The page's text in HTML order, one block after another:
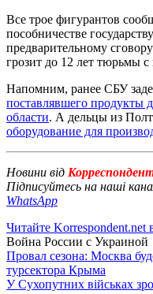
Все трое фигурантов
пособничестве
предварительному
грозит до 12 лет тюрьмы
Напомним, ранее СБУ
поставлявшего продукты
области. А дельцы из
оборудование для
Новини від
Підписуйтесь на наші
WhatsApp
Читайте Korrespondent.net
Война России с Украиной
Провал сезона: Москва
турсектора Крыма
У Сухопутних військах